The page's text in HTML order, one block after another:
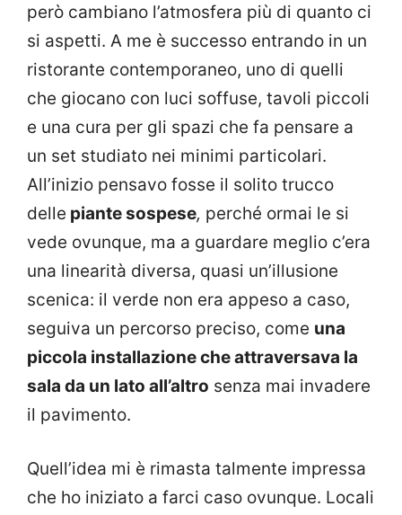
però cambiano l’atmosfera più di quanto ci
si aspetti. A me è successo entrando in un
ristorante contemporaneo, uno di quelli
che giocano con luci soffuse, tavoli piccoli
e una cura per gli spazi che fa pensare a
un set studiato nei minimi particolari.
All’inizio pensavo fosse il solito trucco
delle piante sospese, perché ormai le si
vede ovunque, ma a guardare meglio c’era
una linearità diversa, quasi un’illusione
scenica: il verde non era appeso a caso,
seguiva un percorso preciso, come una
piccola installazione che attraversava la
sala da un lato all’altro senza mai invadere
il pavimento.
Quell’idea mi è rimasta talmente impressa
che ho iniziato a farci caso ovunque. Locali